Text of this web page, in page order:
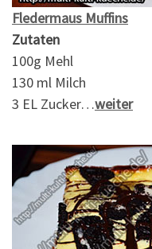
Fledermaus Muffins
Zutaten
100g Mehl
130 ml Milch
3 EL Zucker…weiter